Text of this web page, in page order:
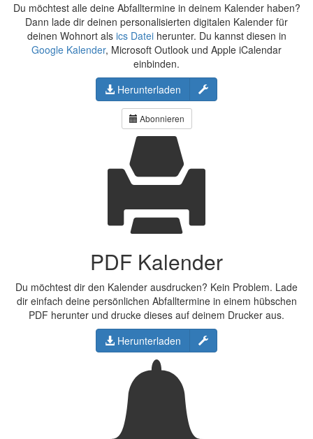
Du möchtest alle deine Abfalltermine in deinem Kalender haben?
Dann lade dir deinen personalisierten digitalen Kalender für
deinen Wohnort als ics Dateiherunter. Du kannst diesen in
Google Kalender, Microsoft Outlook und Apple iCalendar
einbinden.
Herunterladen
Konfigurieren
Abonnieren
PDF Kalender
Du möchtest dir den Kalender ausdrucken? Kein Problem. Lade
dir einfach deine persönlichen Abfalltermine in einem hübschen
PDF herunter und drucke dieses auf deinem Drucker aus.
Herunterladen
Konfigurieren